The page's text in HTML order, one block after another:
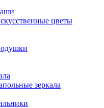
цветы
зеркала